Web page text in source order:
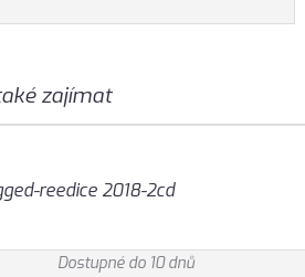
zajímat
reedice 2018-2cd
Dostupné do 10 dnů